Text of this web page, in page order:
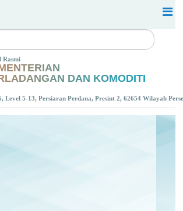
Rasmi
DAN KOMODITI
Level 5-13, Persiaran Perdana, Presint 2, 62654 Wilayah